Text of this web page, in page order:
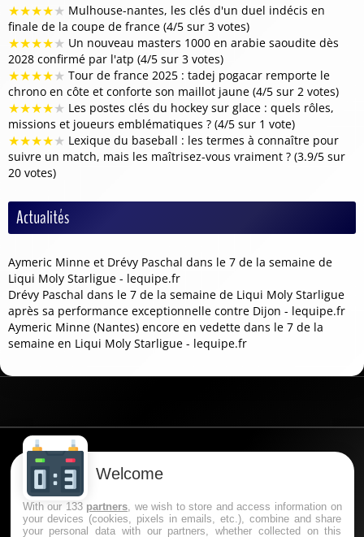
★★★★★ Mulhouse-nantes, les clés d'un duel indécis en
finale de la coupe de france (4/5 sur 3 votes)
★★★★★ Un nouveau masters 1000 en arabie saoudite dès
2028 confirmé par l'atp (4/5 sur 3 votes)
★★★★★ Tour de france 2025 : tadej pogacar remporte le
chrono en côte et conforte son maillot jaune (4/5 sur 2 votes)
★★★★★ Les postes clés du hockey sur glace : quels rôles,
missions et joueurs emblématiques ? (4/5 sur 1 vote)
★★★★★ Lexique du baseball : les termes à connaître pour
suivre un match, mais les maîtrisez-vous vraiment ? (3.9/5 sur
20 votes)
Actualités
Aymeric Minne et Drévy Paschal dans le 7 de la semaine de
Liqui Moly Starligue - lequipe.fr
Drévy Paschal dans le 7 de la semaine de Liqui Moly Starligue
après sa performance exceptionnelle contre Dijon - lequipe.fr
Aymeric Minne (Nantes) encore en vedette dans le 7 de la
semaine en Liqui Moly Starligue - lequipe.fr
Data powered by Oddspedia
🔞 Le pari en ligne est interdit aux mineurs (-18 ans en
France) et comporte des risques : endettement,
Welcome
With our 133 partners , we wish to store and access information on
your devices (cookies, pixels in emails, etc.), combine and share
your personal data with our partners, whether collected on this